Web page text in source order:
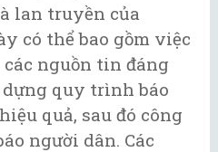
lan truyền của
có thể bao gồm việc
nguồn tin đáng
quy trình báo
quả, sau đó công
người dân. Các